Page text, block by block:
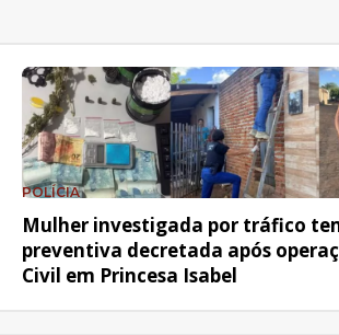
POLÍCIA
Mulher investigada por tráfico
preventiva decretada após
Civil em Princesa Isabel